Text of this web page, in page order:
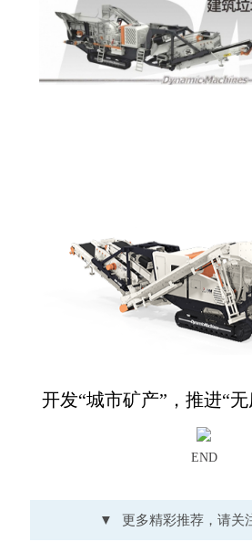
开发“城市矿产”，推进“无
END
▼ 更多精彩推荐，请关